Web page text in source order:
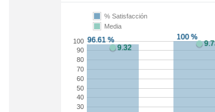
30
40
50
60
70
80
90
100
% Satisfacción
Media